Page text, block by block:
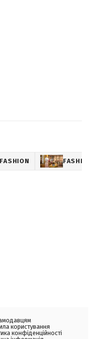
FASHION
користування
конфіденційності